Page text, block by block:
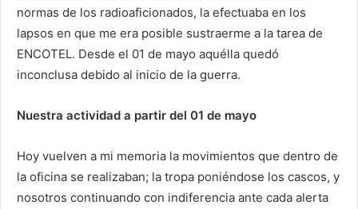
normas de los radioaficionados, la efectuaba en los
lapsos en que me era posible sustraerme a la tarea de
ENCOTEL. Desde el 01 de mayo aquélla quedó
inconclusa debido al inicio de la guerra.
Nuestra actividad a partir del 01 de mayo
Hoy vuelven a mi memoria la movimientos que dentro de
la oficina se realizaban; la tropa poniéndose los cascos, y
nosotros continuando con indiferencia ante cada alerta